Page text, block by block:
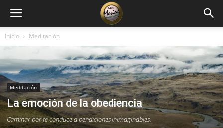
Inicio Meditación
Meditación
La emoción de la obediencia
Caminar por fe conduce a bendiciones inimaginables.